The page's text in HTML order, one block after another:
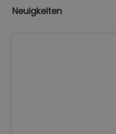
Neuigkeiten